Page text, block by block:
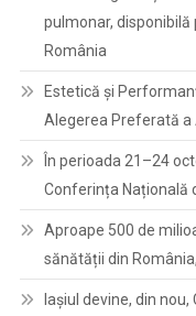
pulmonar, disponibilă
România
Estetică și
Alegerea Preferată a
În perioada 21–24
Conferința Națională
Aproape 500 de
sănătății din
Iașiul devine, din